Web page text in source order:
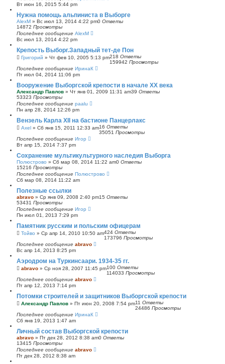
Вт июн 16, 2015 5:44 pm
Нужна помощь альпиниста в Выборге
AlexM » Вс июл 13, 2014 4:22 pm0 Ответы
14872 Просмотры
Последнее сообщение AlexM
Вс июл 13, 2014 4:22 pm
Крепость Выборг.Западный тет-де Пон
Григорий » Чт фев 10, 2005 5:13 pm218 Ответы
159942 Просмотры
Последнее сообщение ИринаК
Пт июл 04, 2014 11:06 pm
Вооружение Выборгской крепости в начале ХХ века
Александр Павлов » Чт янв 01, 2009 11:31 am39 Ответы
53323 Просмотры
Последнее сообщение paalu
Пн апр 28, 2014 12:26 pm
Вензель Карла XII на бастионе Панцерлакс
Axel » Сб янв 15, 2011 12:33 am16 Ответы
35051 Просмотры
Последнее сообщение Игор
Вт апр 15, 2014 7:37 pm
Сохранение мультикультурного наследия Выборга
Полюстрово » Сб мар 08, 2014 11:22 am0 Ответы
15216 Просмотры
Последнее сообщение Полюстрово
Сб мар 08, 2014 11:22 am
Полезные ссылки
abravo » Ср янв 09, 2008 2:40 pm15 Ответы
53431 Просмотры
Последнее сообщение Игор
Пн июл 01, 2013 7:29 pm
Памятник русским и польским офицерам
Тойво » Ср апр 14, 2010 10:50 am424 Ответы
173796 Просмотры
Последнее сообщение abravo
Вс апр 14, 2013 8:25 pm
Аэродром на Туркинсаари. 1934-35 гг.
abravo » Ср ноя 28, 2007 11:45 pm100 Ответы
114033 Просмотры
Последнее сообщение abravo
Пт апр 12, 2013 7:14 pm
Потомки строителей и защитников Выборгской крепости
Александр Павлов » Пт июн 20, 2008 7:54 pm11 Ответы
24486 Просмотры
Последнее сообщение ИринаК
Сб янв 19, 2013 1:47 am
Личный состав Выборгской крепости
abravo » Пт дек 28, 2012 8:38 am0 Ответы
13415 Просмотры
Последнее сообщение abravo
Пт дек 28, 2012 8:38 am